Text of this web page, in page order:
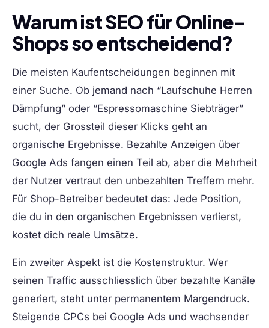
Warum ist SEO für Online-
Shops so entscheidend?
Die meisten Kaufentscheidungen beginnen mit
einer Suche. Ob jemand nach “Laufschuhe Herren
Dämpfung” oder “Espressomaschine Siebträger”
sucht, der Grossteil dieser Klicks geht an
organische Ergebnisse. Bezahlte Anzeigen über
Google Ads fangen einen Teil ab, aber die Mehrheit
der Nutzer vertraut den unbezahlten Treffern mehr.
Für Shop-Betreiber bedeutet das: Jede Position,
die du in den organischen Ergebnissen verlierst,
kostet dich reale Umsätze.
Ein zweiter Aspekt ist die Kostenstruktur. Wer
seinen Traffic ausschliesslich über bezahlte Kanäle
generiert, steht unter permanentem Margendruck.
Steigende CPCs bei Google Ads und wachsender